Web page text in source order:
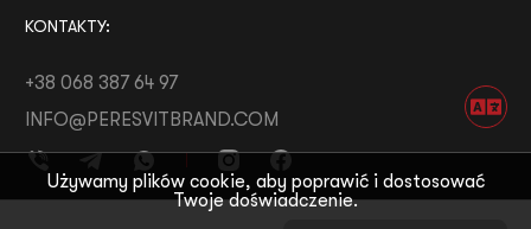
KONTAKTY:
+38 068 387 64 97
INFO@PERESVITBRAND.COM
Używamy plików cookie, aby poprawić i dostosować
Twoje doświadczenie.